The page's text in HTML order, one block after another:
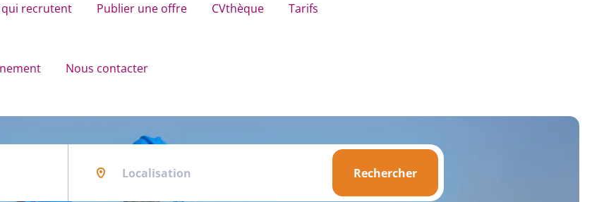
recrutent Publier une offre CVthèque Tarifs
Nous contacter
Rechercher
Rechercher